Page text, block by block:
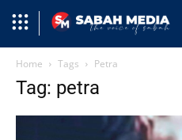
Home Tags Petra
Tag: petra